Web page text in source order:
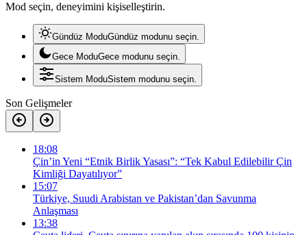
Mod seçin, deneyimini kişiselleştirin.
Gündüz ModuGündüz modunu seçin.
Gece ModuGece modunu seçin.
Sistem ModuSistem modunu seçin.
Son Gelişmeler
18:08
Çin’in Yeni “Etnik Birlik Yasası”: “Tek Kabul Edilebilir Çin
Kimliği Dayatılıyor”
15:07
Türkiye, Suudi Arabistan ve Pakistan’dan Savunma
Anlaşması
13:38